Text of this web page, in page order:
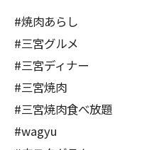
#焼肉あらし
#三宮グルメ
#三宮ディナー
#三宮焼肉
#三宮焼肉食べ放題
#wagyu